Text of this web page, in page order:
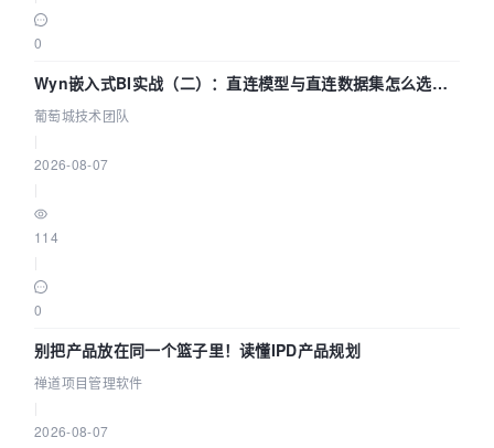
0
Wyn嵌入式BI实战（二）：直连模型与直连数据集怎么选，
参数为什么不生效？| 葡萄城技术团队
葡萄城技术团队
2026-08-07
114
0
别把产品放在同一个篮子里！读懂IPD产品规划
禅道项目管理软件
2026-08-07